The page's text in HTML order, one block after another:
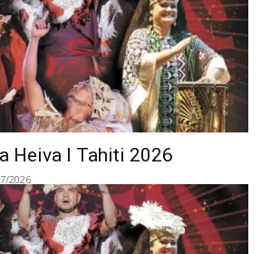
Heiva I Tahiti 2026
2026